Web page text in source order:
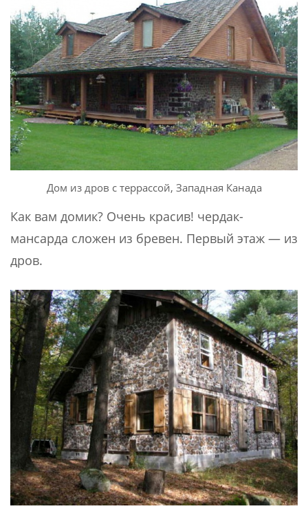
Дом из дров с террассой, Западная Канада
Как вам домик? Очень красив! чердак-
мансарда сложен из бревен. Первый этаж — из
дров.